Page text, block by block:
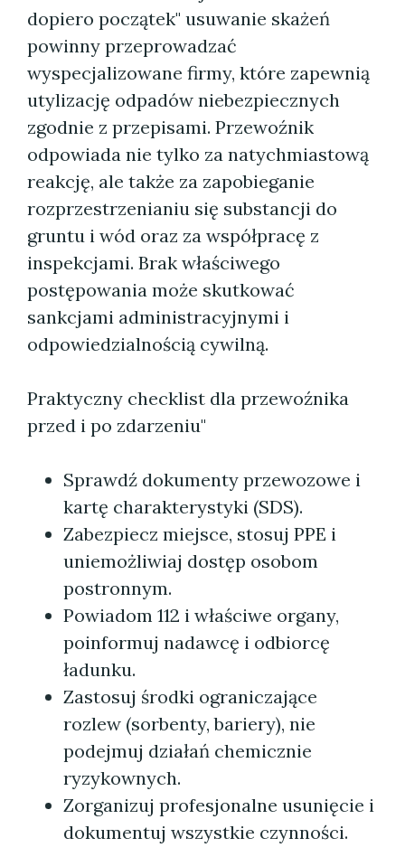
dopiero początek" usuwanie skażeń
powinny przeprowadzać
wyspecjalizowane firmy, które zapewnią
utylizację odpadów niebezpiecznych
zgodnie z przepisami. Przewoźnik
odpowiada nie tylko za natychmiastową
reakcję, ale także za zapobieganie
rozprzestrzenianiu się substancji do
gruntu i wód oraz za współpracę z
inspekcjami. Brak właściwego
postępowania może skutkować
sankcjami administracyjnymi i
odpowiedzialnością cywilną.
Praktyczny checklist dla przewoźnika
przed i po zdarzeniu"
Sprawdź dokumenty przewozowe i
kartę charakterystyki (SDS).
Zabezpiecz miejsce, stosuj PPE i
uniemożliwiaj dostęp osobom
postronnym.
Powiadom 112 i właściwe organy,
poinformuj nadawcę i odbiorcę
ładunku.
Zastosuj środki ograniczające
rozlew (sorbenty, bariery), nie
podejmuj działań chemicznie
ryzykownych.
Zorganizuj profesjonalne usunięcie i
dokumentuj wszystkie czynności.